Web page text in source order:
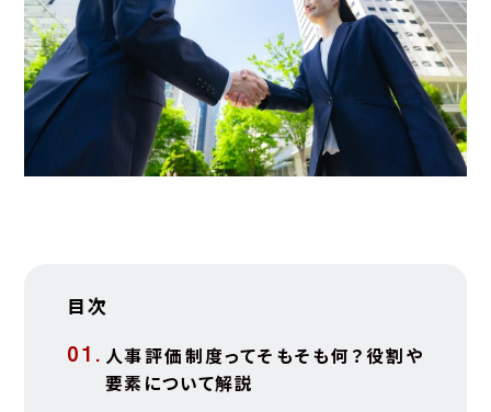
目次
人事評価制度ってそもそも何？役割や
要素について解説